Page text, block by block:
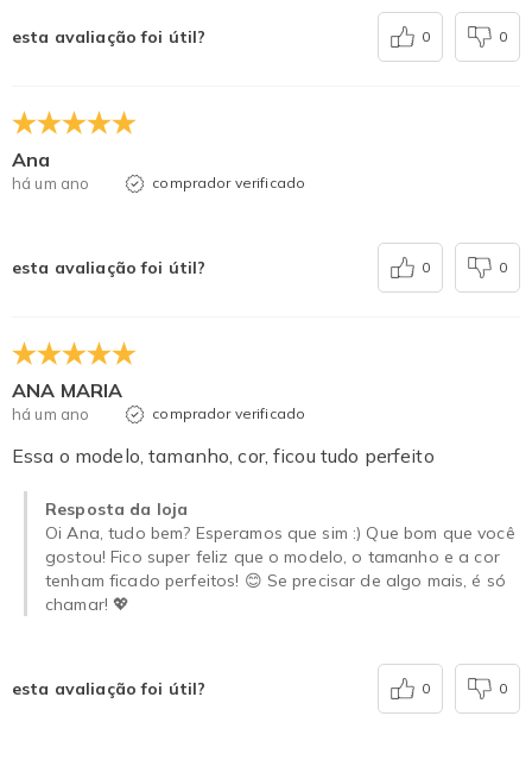
esta avaliação foi útil? 0 0
Ana
há um ano comprador verificado
esta avaliação foi útil? 0 0
ANA MARIA
há um ano comprador verificado
Essa o modelo, tamanho, cor, ficou tudo perfeito
Resposta da loja
Oi Ana, tudo bem? Esperamos que sim :) Que bom que você
gostou! Fico super feliz que o modelo, o tamanho e a cor
tenham ficado perfeitos! 😊 Se precisar de algo mais, é só
chamar! 💖
esta avaliação foi útil? 0 0